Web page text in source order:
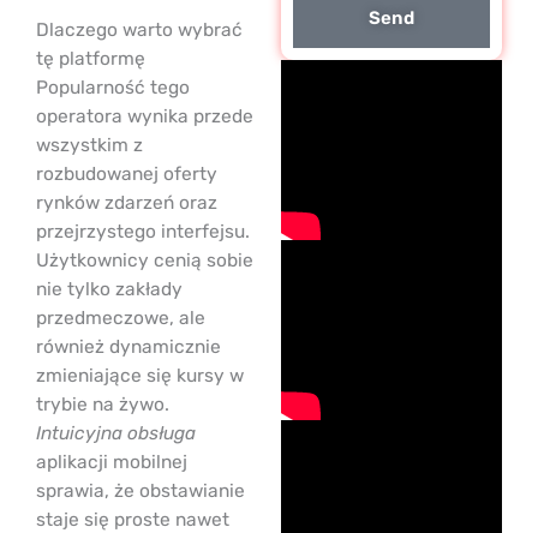
Dlaczego warto wybrać
tę platformę
Popularność tego
operatora wynika przede
wszystkim z
rozbudowanej oferty
rynków zdarzeń oraz
przejrzystego interfejsu.
Użytkownicy cenią sobie
nie tylko zakłady
przedmeczowe, ale
również dynamicznie
zmieniające się kursy w
trybie na żywo.
Intuicyjna obsługa
aplikacji mobilnej
sprawia, że obstawianie
staje się proste nawet
Send